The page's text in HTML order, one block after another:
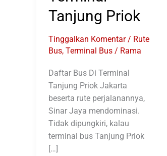
Tanjung Priok
Tinggalkan Komentar / Rute
Bus, Terminal Bus / Rama
Daftar Bus Di Terminal
Tanjung Priok Jakarta
beserta rute perjalanannya,
Sinar Jaya mendominasi.
Tidak dipungkiri, kalau
terminal bus Tanjung Priok
[…]